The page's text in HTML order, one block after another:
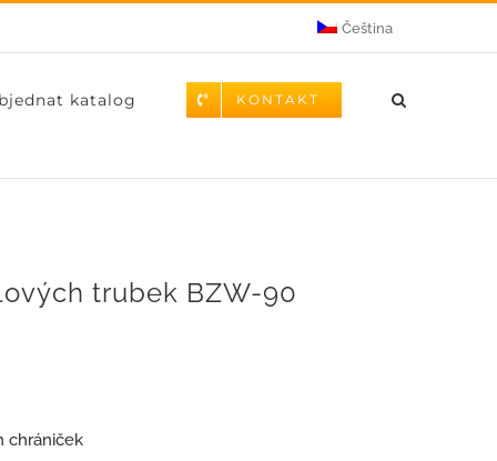
Čeština
katalog KONTAKT
trubek BZW-90
chrániček